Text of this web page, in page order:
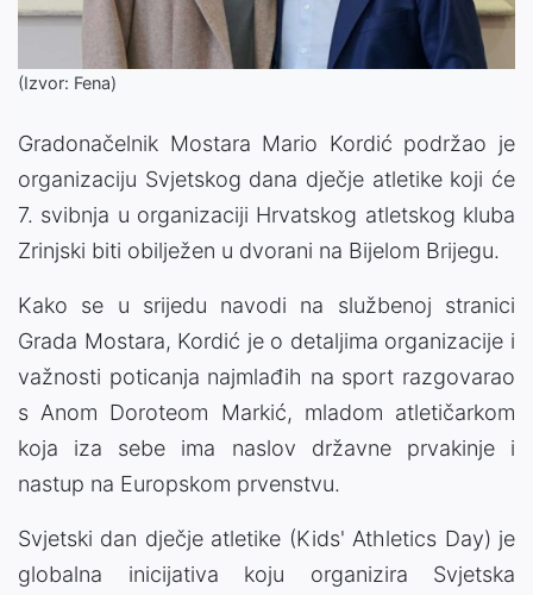
(Izvor: Fena)
Gradonačelnik Mostara Mario Kordić podržao je
organizaciju Svjetskog dana dječje atletike koji će
7. svibnja u organizaciji Hrvatskog atletskog kluba
Zrinjski biti obilježen u dvorani na Bijelom Brijegu.
Kako se u srijedu navodi na službenoj stranici
Grada Mostara, Kordić je o detaljima organizacije i
važnosti poticanja najmlađih na sport razgovarao
s Anom Doroteom Markić, mladom atletičarkom
koja iza sebe ima naslov državne prvakinje i
nastup na Europskom prvenstvu.
Svjetski dan dječje atletike (Kids' Athletics Day) je
globalna inicijativa koju organizira Svjetska